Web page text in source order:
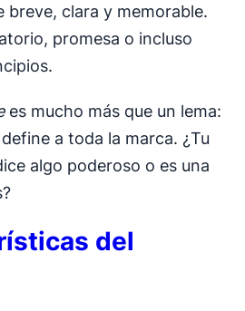
breve, clara y memorable.
promesa o incluso
es mucho más que un lema:
a toda la marca. ¿Tu
algo poderoso o es una
del